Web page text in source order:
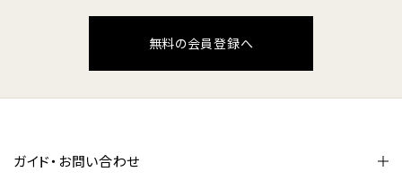
無料の会員登録へ
ガイド・お問い合わせ